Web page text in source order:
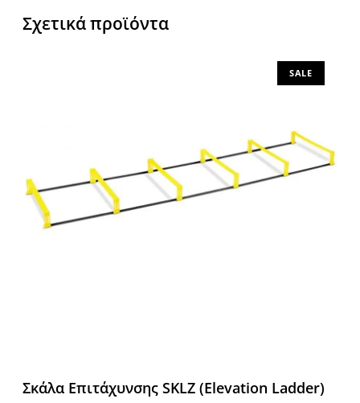
Σχετικά προϊόντα
SALE
Σκάλα Επιτάχυνσης SKLZ (Elevation Ladder)